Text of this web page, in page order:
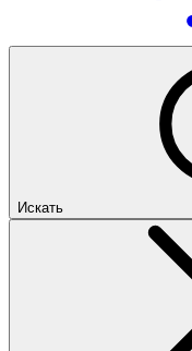
Искать